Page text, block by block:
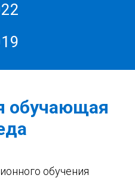
обучающая
обучения